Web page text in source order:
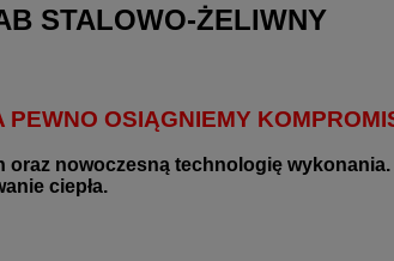
STALOWO-ŻELIWNY
OSIĄGNIEMY
nowoczesną technologię
ciepła.